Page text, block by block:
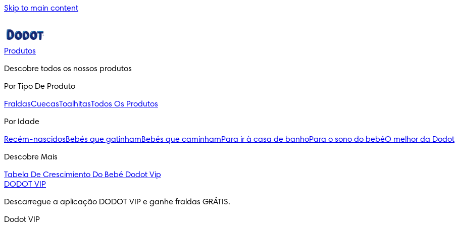
Skip to main content
Produtos
Descobre todos os nossos produtos
Por Tipo De Produto
FraldasCuecasToalhitasTodos Os Produtos
Por Idade
Recém-nascidosBebés que gatinhamBebés que caminhamPara ir à casa de banhoPara o sono do bebéO melhor da Dodot
Descobre Mais
Tabela De Crescimiento Do Bebé Dodot Vip
DODOT VIP
Descarregue a aplicação DODOT VIP e ganhe fraldas GRÁTIS.
Dodot VIP